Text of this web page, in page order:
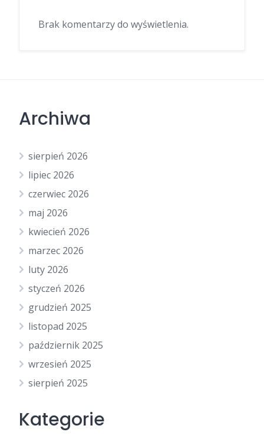
Brak komentarzy do wyświetlenia.
Archiwa
sierpień 2026
lipiec 2026
czerwiec 2026
maj 2026
kwiecień 2026
marzec 2026
luty 2026
styczeń 2026
grudzień 2025
listopad 2025
październik 2025
wrzesień 2025
sierpień 2025
Kategorie